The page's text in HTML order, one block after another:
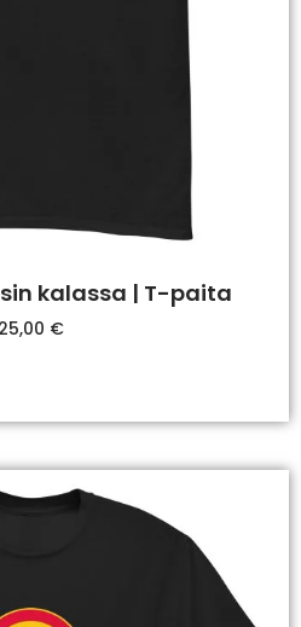
kalassa | T-paita
25,00 €